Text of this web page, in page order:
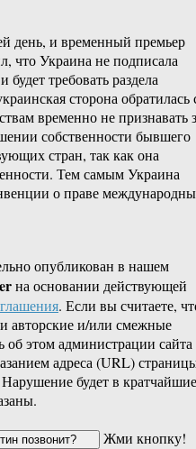
день, и временный премьер
что Украина не подписала
будет требовать раздела
сторона обратилась
временно не признавать
собственности бывшего
стран, так как она
Тем самым Украина
о праве
опубликован в нашем
на основании действующей
. Если вы считаете,
авторские и/или смежные
этом администрации сайта
адреса (URL)
будет в кратчайшие
Жми кнопку!